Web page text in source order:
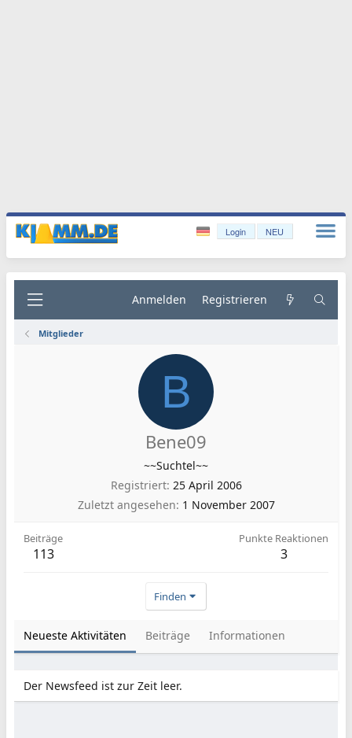
Login NEU
Anmelden Registrieren
Mitglieder
B
Bene09
~~Suchtel~~
Registriert 25 April 2006
Zuletzt angesehen 1 November 2007
Beiträge
113
Punkte Reaktionen
3
Finden
Neueste Aktivitäten Beiträge Informationen
Der Newsfeed ist zur Zeit leer.